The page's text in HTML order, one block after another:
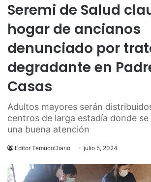
Seremi de Salud
hogar de ancianos
denunciado por
degradante en
Casas
Adultos mayores serán
centros de larga estadía donde se
una buena atención
Editor TemucoDiario julio 5, 2024